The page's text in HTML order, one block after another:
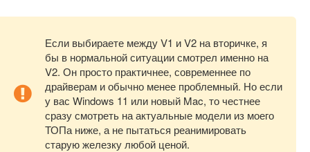
Если выбираете между V1 и V2 на вторичке, я
бы в нормальной ситуации смотрел именно на
V2. Он просто практичнее, современнее по
драйверам и обычно менее проблемный. Но если
у вас Windows 11 или новый Mac, то честнее
сразу смотреть на актуальные модели из моего
ТОПа ниже, а не пытаться реанимировать
старую железку любой ценой.